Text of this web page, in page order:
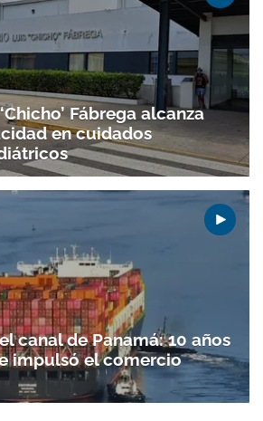
Fábrega alcanza
en cuidados
canal de Panamá: 10 años
impulsó el comercio